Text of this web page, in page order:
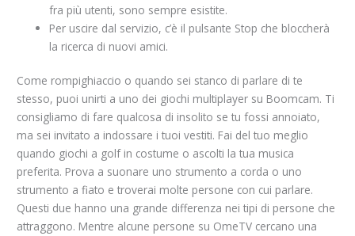
fra più utenti, sono sempre esistite.
Per uscire dal servizio, c’è il pulsante Stop che bloccherà
la ricerca di nuovi amici.
Come rompighiaccio o quando sei stanco di parlare di te
stesso, puoi unirti a uno dei giochi multiplayer su Boomcam. Ti
consigliamo di fare qualcosa di insolito se tu fossi annoiato,
ma sei invitato a indossare i tuoi vestiti. Fai del tuo meglio
quando giochi a golf in costume o ascolti la tua musica
preferita. Prova a suonare uno strumento a corda o uno
strumento a fiato e troverai molte persone con cui parlare.
Questi due hanno una grande differenza nei tipi di persone che
attraggono. Mentre alcune persone su OmeTV cercano una